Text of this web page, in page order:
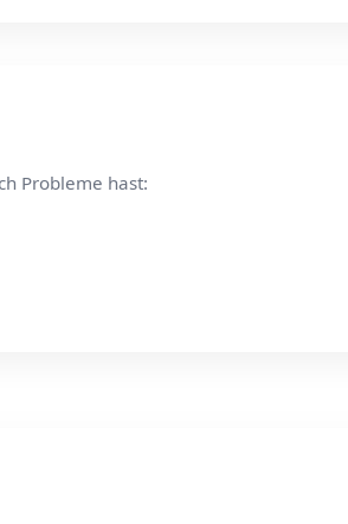
Probleme hast: